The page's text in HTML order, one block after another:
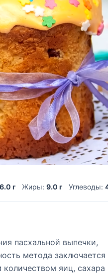
6.0 г Жиры: 9.0 г Углеводы:
пасхальной выпечки,
метода заключается
яиц, сахара